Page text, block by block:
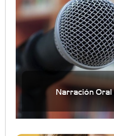
Narración Oral